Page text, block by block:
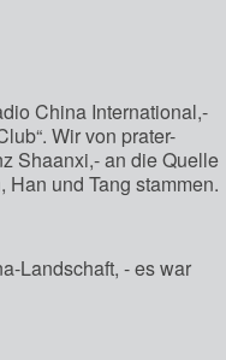
China International,-
Wir von prater-
Shaanxi,- an die Quelle
und Tang stammen.
Landschaft, - es war